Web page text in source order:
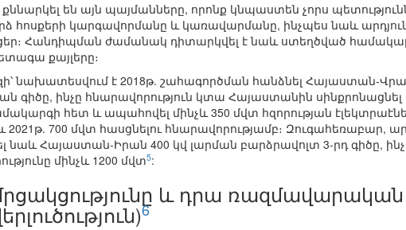
են այն պայմանները, որոնք կնպաստեն չորս
կարգավորմանը և կառավարմանը, ինչպես նաև
Հանդիպման ժամանակ դիտարկվել է նաև ստեղծված
քայլերը։
նախատեսվում է 2018թ. շահագործման հանձնել Հայաստան-
գիծը, ինչը հնարավորություն կտա Հայաստանին սինքրոնացնել
հետ և ապահովել մինչև 350 մվտ հզորության
700 մվտ հասցնելու հնարավորությամբ։ Զուգահեռաբար,
Հայաստան-Իրան 400 կվ լարման բարձրավոլտ 3-րդ գիծը,
մինչև 1200 մվտ5:
և դրա ռազմավարական
6